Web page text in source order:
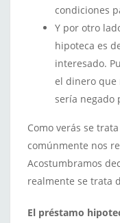
condiciones
Y por otro
hipoteca es
interesado.
el dinero que
sería negado
Como verás se
comúnmente nos
Acostumbramos
realmente se trata
El préstamo